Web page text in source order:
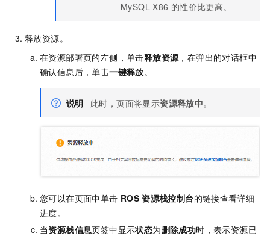
MySQL X86 的性价比更高。
释放资源。
在资源部署页的左侧，单击释放资源，在弹出的对话框中
确认信息后，单击一键释放。
说明 此时，页面将显示资源释放中。
您可以在页面中单击 ROS 资源栈控制台的链接查看详细
进度。
当资源栈信息页签中显示状态为删除成功时，表示资源已